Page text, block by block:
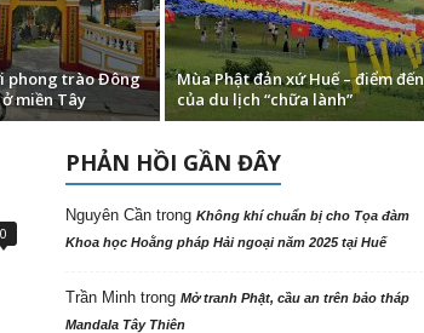
phong trào Đông
miền Tây
Mùa Phật đản xứ Huế – điểm đến
của du lịch “chữa lành”
0
PHẢN HỒI GẦN ĐÂY
Nguyên Cầntrong Không khí chuẩn bị cho Tọa đàm
Khoa học Hoằng pháp Hải ngoại năm 2025 tại Huế
Trần Minhtrong Mở tranh Phật, cầu an trên bảo tháp
Mandala Tây Thiên